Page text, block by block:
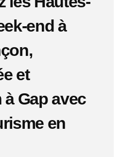
end à
et
Gap avec
en